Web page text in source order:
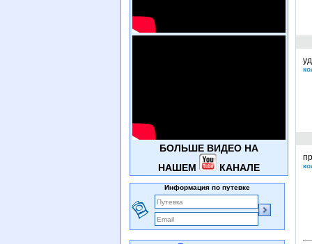
БОЛЬШЕ ВИДЕО НА
НАШЕМ
КАНАЛЕ
Информация по путевке